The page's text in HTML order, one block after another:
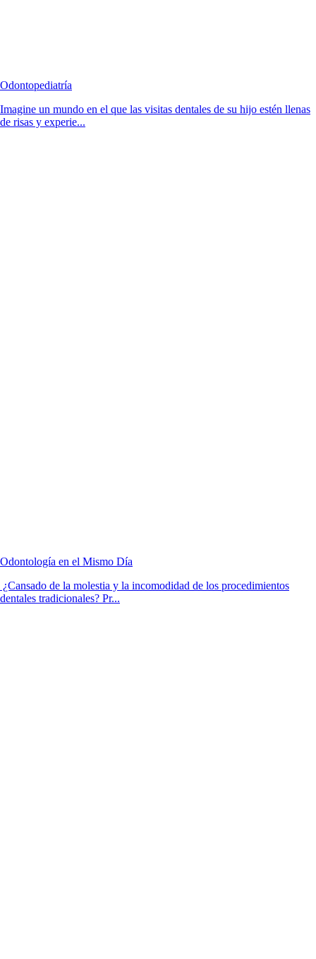
Odontopediatría
Imagine un mundo en el que las visitas dentales de su hijo estén llenas
de risas y experie...
Odontología en el Mismo Día
¿Cansado de la molestia y la incomodidad de los procedimientos
dentales tradicionales? Pr...